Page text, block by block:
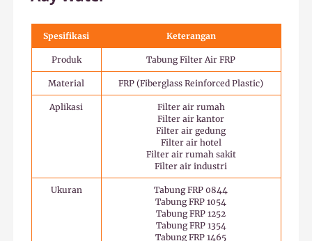
Spesifikasi Keterangan
Produk Tabung Filter Air FRP
Material FRP (Fiberglass Reinforced Plastic)
Aplikasi
Filter air rumah
Filter air kantor
Filter air gedung
Filter air hotel
Filter air rumah sakit
Filter air industri
Ukuran
Tabung FRP 0844
Tabung FRP 1054
Tabung FRP 1252
Tabung FRP 1354
Tabung FRP 1465